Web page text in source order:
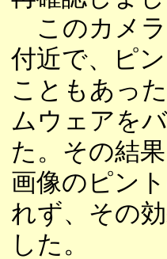
このカメラ
付近で、ピ
こともあっ
ムウェアを
た。その結
画像のピン
れず、その
した。